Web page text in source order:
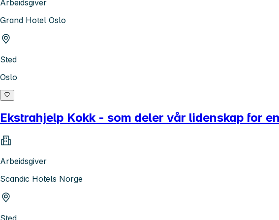
Arbeidsgiver
Grand Hotel Oslo
Sted
Oslo
Ekstrahjelp Kokk - som deler vår lidenskap for
Arbeidsgiver
Scandic Hotels Norge
Sted